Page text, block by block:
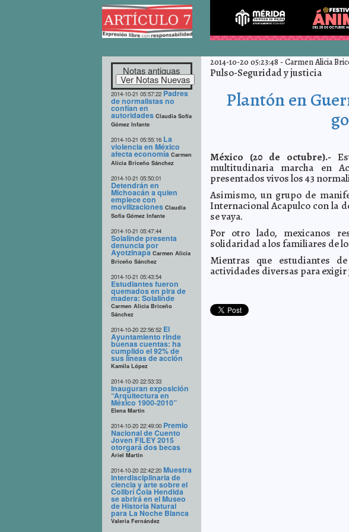
Notas antiguas
2014-10-21 05:57:22 Padres
de normalistas no
confían en
autoridades Claudia Sofía
Gómez Infante
2014-10-21 05:55:16 La
violencia en México
afecta economía Carmen
Alicia Briceño Sánchez
2014-10-21 05:50:01
Detendrán en
Michoacán a quien
empiece con
movilizaciones Claudia
Sofía Gómez Infante
2014-10-21 05:47:44
Solalinde presenta
denuncia por
Ayotzinapa Carmen Alicia
Briceño Sánchez
2014-10-21 05:43:54
Estudiantes fueron
quemados en pira de
madera: Solalinde
Carmen Alicia Briceño
Sánchez
2014-10-20 22:56:52 El
Ayuntamiento rinde
buenas cuentas: ha
cumplido el 92% de
sus líneas de acción
Kamila López
2014-10-20 22:53:33
Inauguran exposición
“Arquitectura en
México 1900-2010”
Elena Martin
2014-10-20 22:49:00 Premio
Nacional de Cuento
Joven FILEY 2015
otorgará dos becas
Ariel Martín
2014-10-20 22:42:20 Muestra
interdisciplinaria de
ciencia y arte sobre el
Colibrí Cola Hendida
se abrirá en el Museo
de Historia Natural
para La Noche Blanca
Valeria Fernández
2014-10-20 05:23:48 -Carmen Alicia
Pulso-Seguridad y justicia
Plantón en
México (20 de octubre).-
multitudinaria marcha en
presentados vivos los 43
Asimismo, un grupo de
Internacional Acapulco con la
se vaya.
Por otro lado, mexicanos
solidaridad a los familiares de
Mientras que estudiantes
actividades diversas para